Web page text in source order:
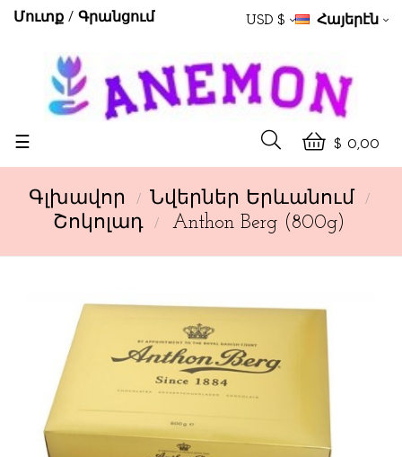
Մուտք Գրանցում USD $ Հայերէն
$ 0,00
Toggle
☰
Գլխավոր
Նվերներ Երևանում
Շոկոլադ
Anthon Berg (800g)